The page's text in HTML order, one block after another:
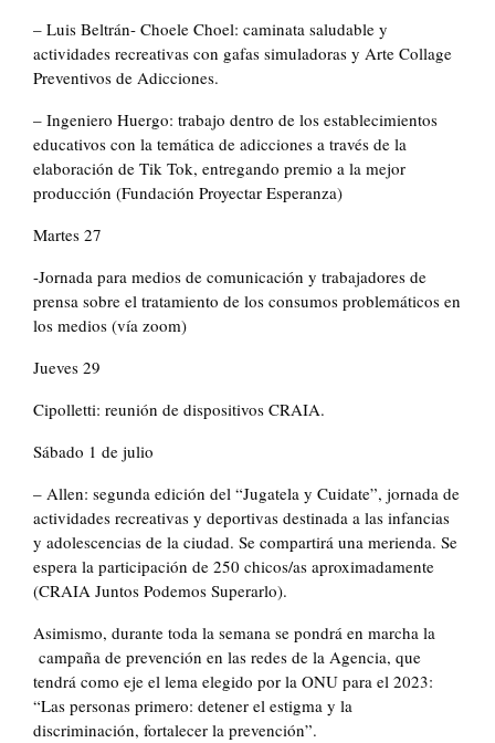
– Luis Beltrán- Choele Choel: caminata saludable y
actividades recreativas con gafas simuladoras y Arte Collage
Preventivos de Adicciones.
– Ingeniero Huergo: trabajo dentro de los establecimientos
educativos con la temática de adicciones a través de la
elaboración de Tik Tok, entregando premio a la mejor
producción (Fundación Proyectar Esperanza)
Martes 27
-Jornada para medios de comunicación y trabajadores de
prensa sobre el tratamiento de los consumos problemáticos en
los medios (vía zoom)
Jueves 29
Cipolletti: reunión de dispositivos CRAIA.
Sábado 1 de julio
– Allen: segunda edición del “Jugatela y Cuidate”, jornada de
actividades recreativas y deportivas destinada a las infancias
y adolescencias de la ciudad. Se compartirá una merienda. Se
espera la participación de 250 chicos/as aproximadamente
(CRAIA Juntos Podemos Superarlo).
Asimismo, durante toda la semana se pondrá en marcha la
campaña de prevención en las redes de la Agencia, que
tendrá como eje el lema elegido por la ONU para el 2023:
“Las personas primero: detener el estigma y la
discriminación, fortalecer la prevención”.